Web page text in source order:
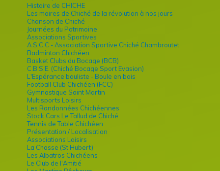
Histoire de CHICHE
Les maires de Chiché de la révolution à nos jours
Chanson de Chiché
Journées du Patrimoine
Associations Sportives
A.S.C.C - Association Sportive Chiché Chambroutet
Badminton Chichéen
Basket Clubs du Bocage (BCB)
C.B.S.E. (Chiché Bocage Sport Evasion)
L'Espérance bouliste - Boule en bois
Football Club Chichéen (FCC)
Gymnastique Saint Martin
Multisports Loisirs
Les Randonnées Chichéennes
Stock Cars Le Tallud de Chiché
Tennis de Table Chichéen
Présentation / Localisation
Associations Loisirs
La Chasse (St Hubert)
Les Albatros Chichéens
Le Club de l'Amitié